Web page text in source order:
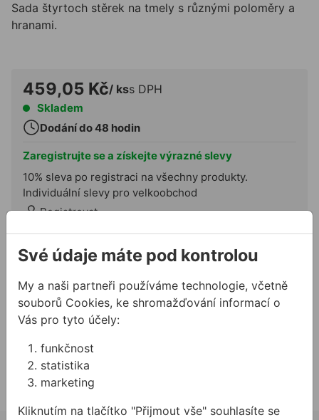
Sada štyrtoch stěrek na tmely s různými poloměry a
hranami.
459,05 Kč/ kss DPH
Skladem
Dodání do 48 hodin
Zaregistrujte se a získejte výrazné slevy
10% sleva po registraci na všechny produkty.
Individuální slevy pro velkoobchod
Registrovat
Potřebujete poradit?
724 944 078
allmediasro (po-ne 7-22 h)
Své údaje máte pod kontrolou
My a naši partneři používáme technologie, včetně
souborů Cookies, ke shromažďování informací o
Vás pro tyto účely:
funkčnost
statistika
marketing
Kliknutím na tlačítko "Přijmout vše" souhlasíte se